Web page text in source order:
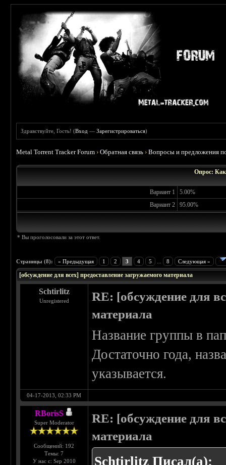
Здравствуйте, Гость! (Вход —Зарегистрироваться)
Metal Torrent Tracker Forum ›Обратная связь ›Вопросы и предложения
Опрос:
Вариант 1
5.00%
Вариант 2
95.00%
* Вы проголосовали за этот ответ.
Страницы (8): « Предыдущая 1 2 3 4 5 8 Следующая »
[обсуждение для всех] предоставление загружаемого материала
Schtirlitz
Unregistered
RE: [обсуждение для
материала
Название группы в
Достаточно года,
указывается.
04-17-2013, 02:33 PM
RBorisS
Super Moderator
Сообщений: 192
Темы: 7
У нас с: Sep 2010
RE: [обсуждение для
материала
Schtirlitz Писал(а):